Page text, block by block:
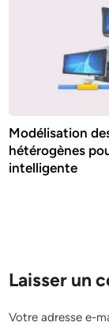
Modélisation
hétérogènes
intelligente
Laisser un
Votre adresse e-